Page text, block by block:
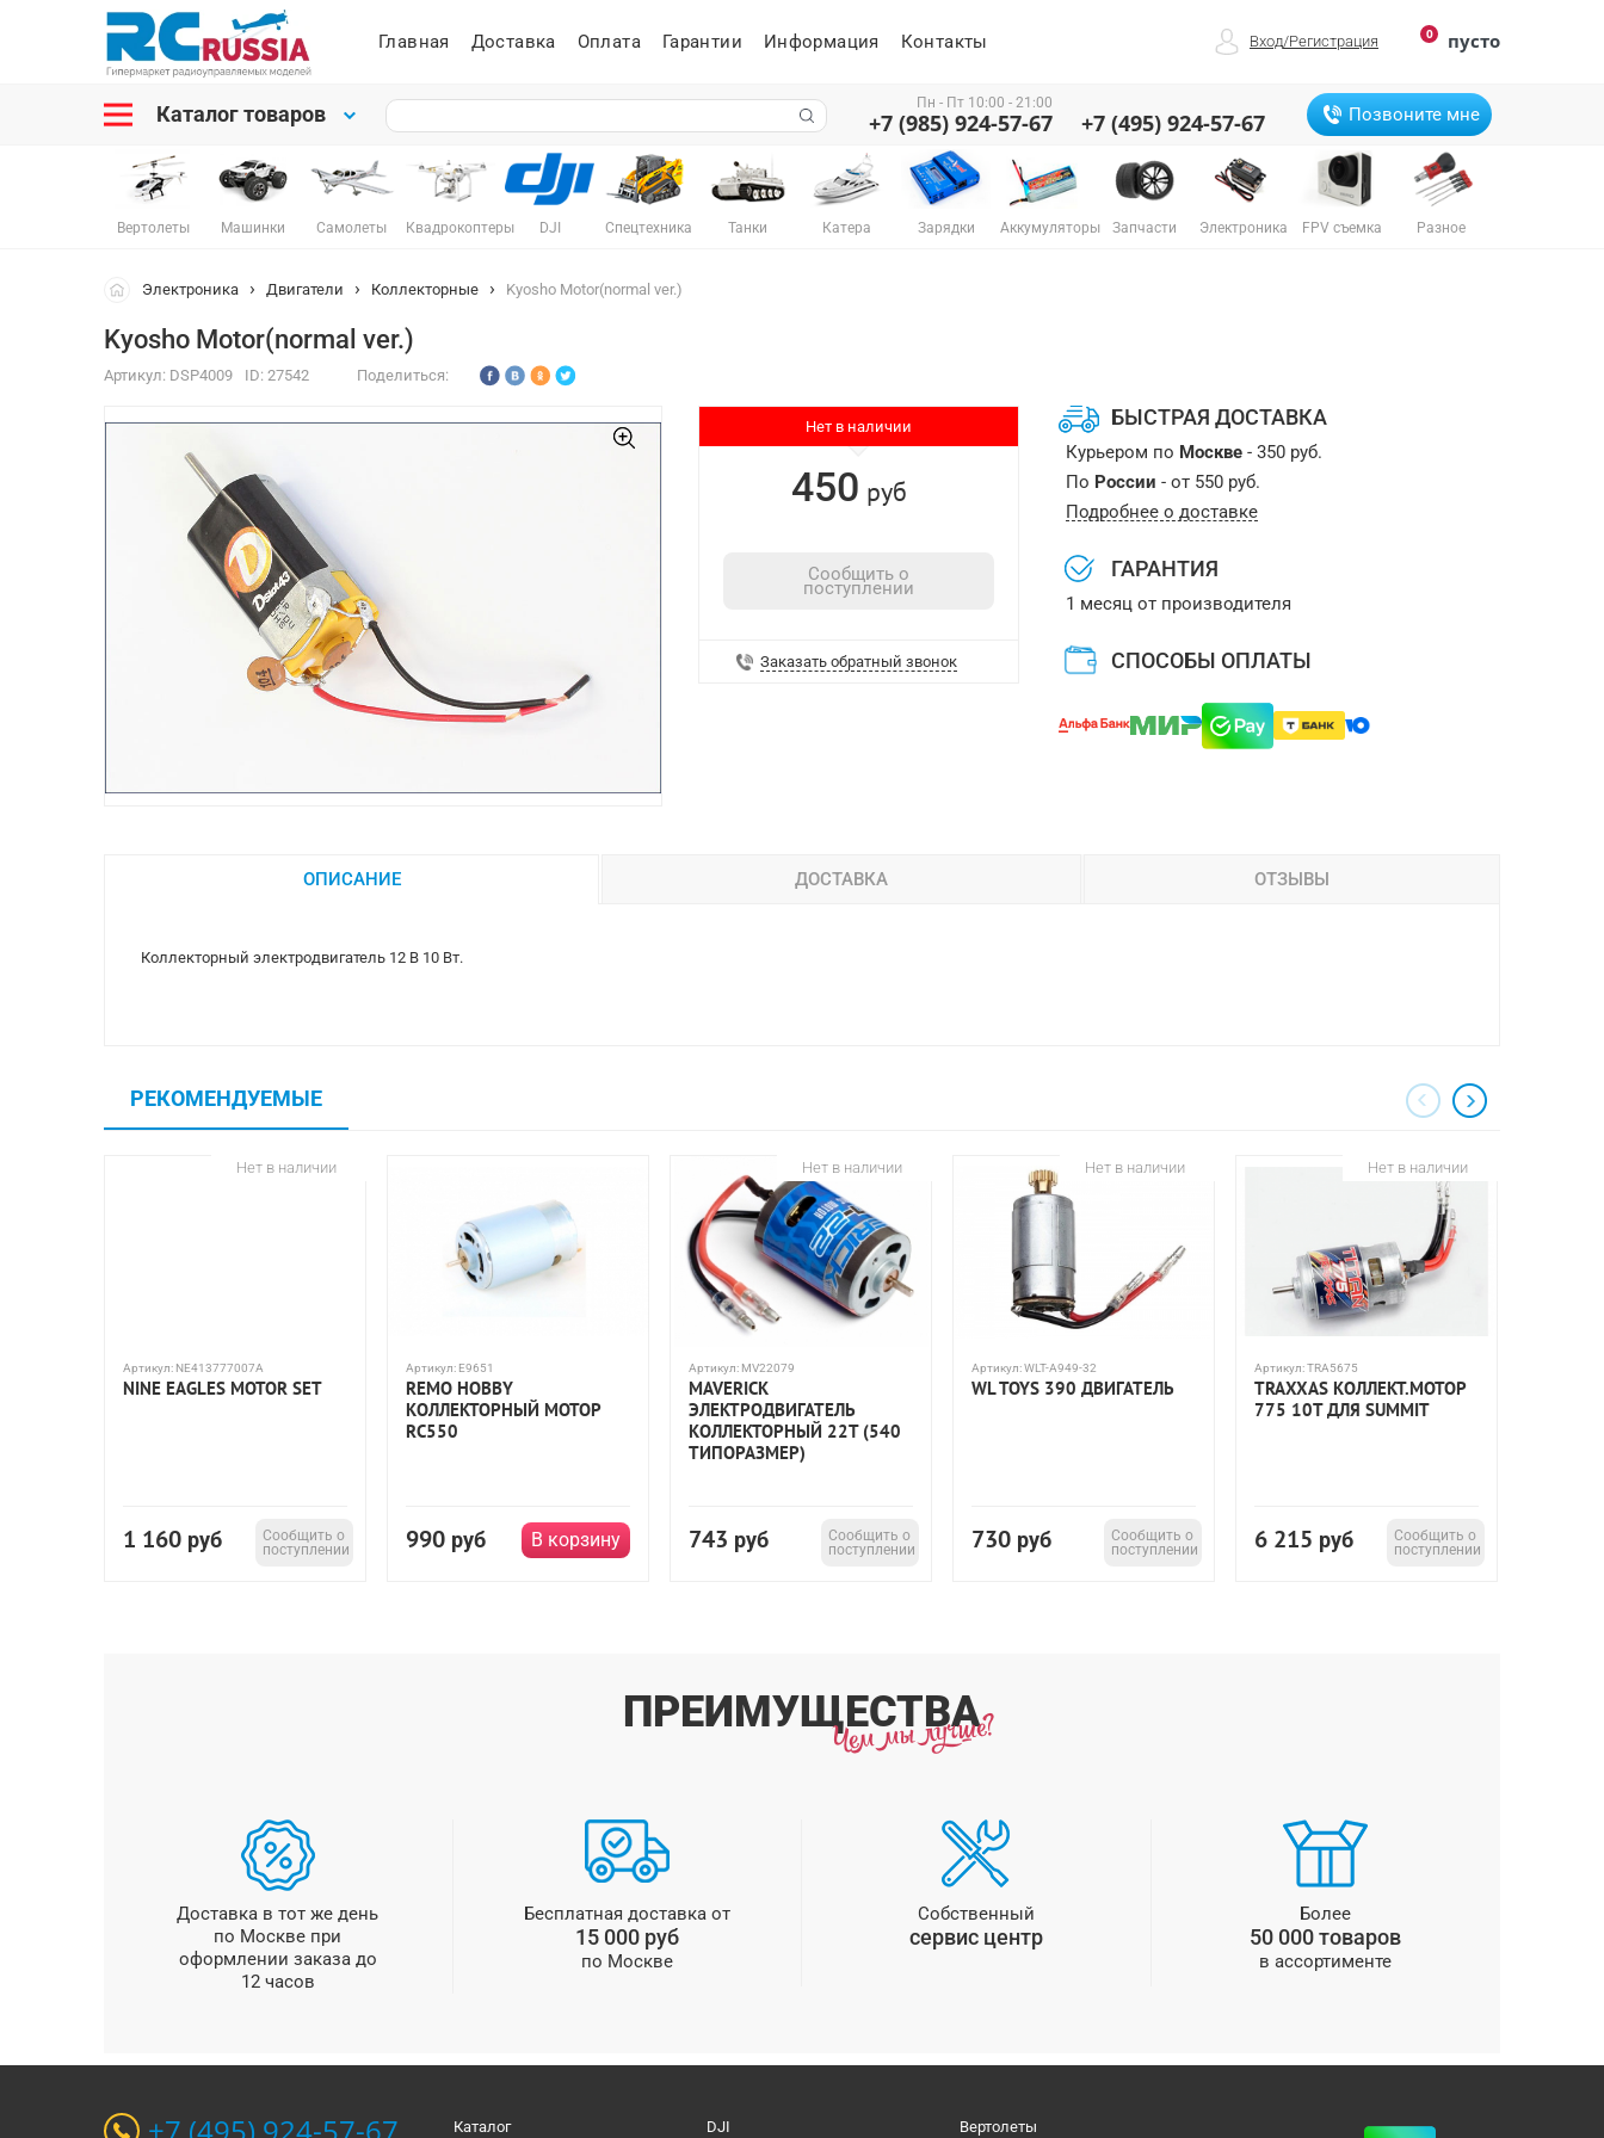
0 пусто
Вход/Регистрация
Главная Доставка Оплата Гарантии Информация Контакты
Каталог товаров Пн - Пт 10:00 - 21:00
+7 (985) 924-57-67 +7 (495) 924-57-67 Позвоните мне
Вертолеты Машинки Самолеты Квадрокоптеры DJI Спецтехника Танки Катера Зарядки Аккумуляторы Запчасти Электроника FPV съемка Разное
Электроника Двигатели Коллекторные Kyosho Motor(normal ver.)
Kyosho Motor(normal ver.)
Артикул: DSP4009 ID: 27542 Поделиться:
Нет в наличии
450 руб
Сообщить о
поступлении
Заказать обратный звонок
БЫСТРАЯ ДОСТАВКА
Курьером по Москве - 350 руб.
По России - от 550 руб.
Подробнее о доставке
ГАРАНТИЯ
1 месяц от производителя
СПОСОБЫ ОПЛАТЫ
ОПИСАНИЕ ДОСТАВКА ОТЗЫВЫ
Коллекторный электродвигатель 12 В 10 Вт.
РЕКОМЕНДУЕМЫЕ
Нет в наличии
Артикул: NE413777007A
NINE EAGLES MOTOR SET
1 160 руб
Сообщить о
поступлении
Артикул: E9651
REMO HOBBY
КОЛЛЕКТОРНЫЙ МОТОР
RC550
990 руб В корзину
Нет в наличии
Артикул: MV22079
MAVERICK
ЭЛЕКТРОДВИГАТЕЛЬ
КОЛЛЕКТОРНЫЙ 22T (540
ТИПОРАЗМЕР)
743 руб
Сообщить о
поступлении
Нет в наличии
Артикул:WLT-A949-32
WL TOYS 390 ДВИГАТЕЛЬ
730 руб
Сообщить о
поступлении
Нет в наличии
Артикул:TRA5675
TRAXXAS КОЛЛЕКТ.МОТОР
775 10T ДЛЯ SUMMIT
6 215 руб
Сообщить о
поступлении
ПРЕИМУЩЕСТВА
Доставка в тот же день
по Москве при
оформлении заказа до
12 часов
Бесплатная доставка от
15 000 руб
по Москве
Собственный
сервис центр
Более
50 000 товаров
в ассортименте
Каталог DJI Вертолеты